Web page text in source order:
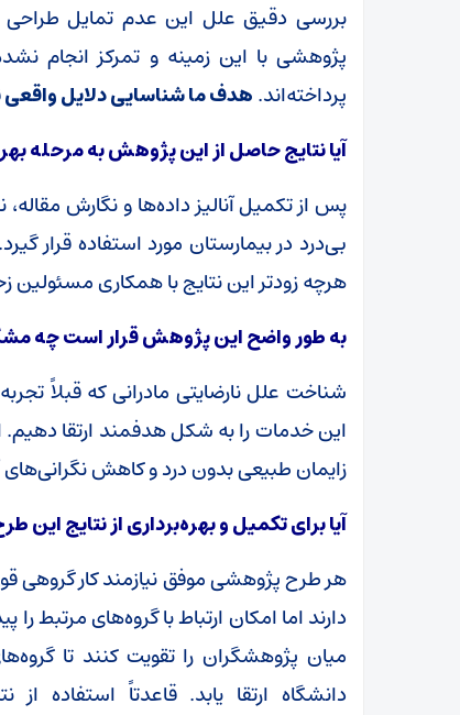
بررسی دقیق علل این عدم تمایل
پژوهشی با این زمینه و تمرکز انجام
پرداخته‌اند.هدف ما شناسایی دلایل واقعی
آیا نتایج حاصل از این پژوهش به مرحله
پس از تکمیل آنالیز داده‌ها و نگارش
بی‌درد در بیمارستان مورد استفاده قرار
هرچه زودتر این نتایج با همکاری
به طور واضح این پژوهش قرار است چه
شناخت علل نارضایتی مادرانی که قبلاً
این خدمات را به شکل هدفمند ارتقا دهیم.
زایمان طبیعی بدون درد و کاهش
آیا برای تکمیل و بهره‌برداری از نتایج
هر طرح پژوهشی موفق نیازمند کار گروهی
دارند اما امکان ارتباط با گروه‌های مرتبط
میان پژوهشگران را تقویت کنند تا
دانشگاه ارتقا یابد. قاعدتاً استفاده